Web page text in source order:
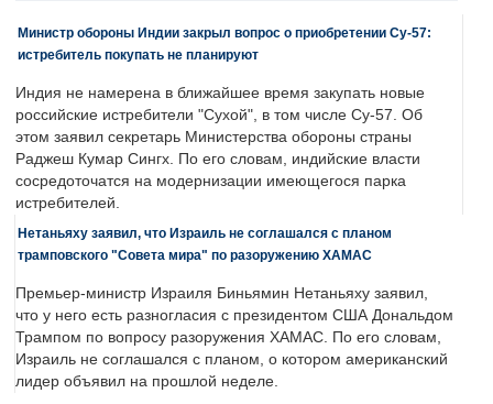
Министр обороны Индии закрыл вопрос о приобретении Су-57:
истребитель покупать не планируют
Индия не намерена в ближайшее время закупать новые
российские истребители "Сухой", в том числе Су-57. Об
этом заявил секретарь Министерства обороны страны
Раджеш Кумар Сингх. По его словам, индийские власти
сосредоточатся на модернизации имеющегося парка
истребителей.
Нетаньяху заявил, что Израиль не соглашался с планом
трамповского "Совета мира" по разоружению ХАМАС
Премьер-министр Израиля Биньямин Нетаньяху заявил,
что у него есть разногласия с президентом США Дональдом
Трампом по вопросу разоружения ХАМАС. По его словам,
Израиль не соглашался с планом, о котором американский
лидер объявил на прошлой неделе.